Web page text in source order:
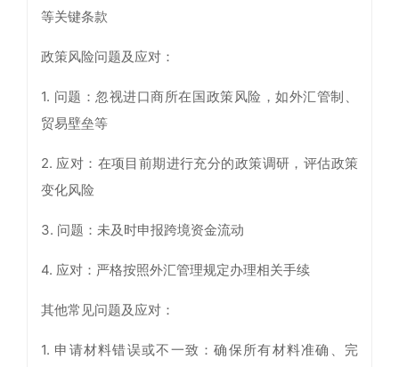
等关键条款
政策风险问题及应对：
1. 问题：忽视进口商所在国政策风险，如外汇管制、
贸易壁垒等
2. 应对：在项目前期进行充分的政策调研，评估政策
变化风险
3. 问题：未及时申报跨境资金流动
4. 应对：严格按照外汇管理规定办理相关手续
其他常见问题及应对：
1. 申请材料错误或不一致：确保所有材料准确、完